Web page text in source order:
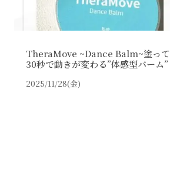
TheraMove ~Dance Balm~塗って
30秒で動きが変わる”体感型バーム”
2025/11/28(金)